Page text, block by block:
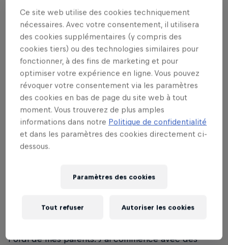
Très jeune, celui qui se considèrera plus tard
comme non-binaire tombe sous le choc en
entendant de la house à la radio. Les bandes-sons
de jeux vidéo (et notamment Sonic Rush, SSX et
FIFA Street) prendront ensuite le relai pour
transformer cette curiosité en passion à part
quand j’avais quelque chose comme 12 ans. J’ai vu
l’ordi de mes parents. J’ai commencé avec des
Ce site web utilise des cookies techniquement
nécessaires. Avec votre consentement, il utilisera
des cookies supplémentaires (y compris des
cookies tiers) ou des technologies similaires pour
fonctionner, à des fins de marketing et pour
optimiser votre expérience en ligne. Vous pouvez
révoquer votre consentement via les paramètres
des cookies en bas de page du site web à tout
moment. Vous trouverez de plus amples
informations dans notre Politique de confidentialité
et dans les paramètres des cookies directement ci-
dessous.
Paramètres des cookies
Tout refuser Autoriser les cookies